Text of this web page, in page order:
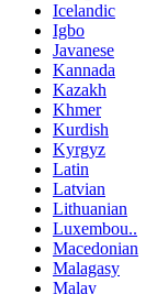
Icelandic
Igbo
Javanese
Kannada
Kazakh
Khmer
Kurdish
Kyrgyz
Latin
Latvian
Lithuanian
Luxembou..
Macedonian
Malagasy
Malay